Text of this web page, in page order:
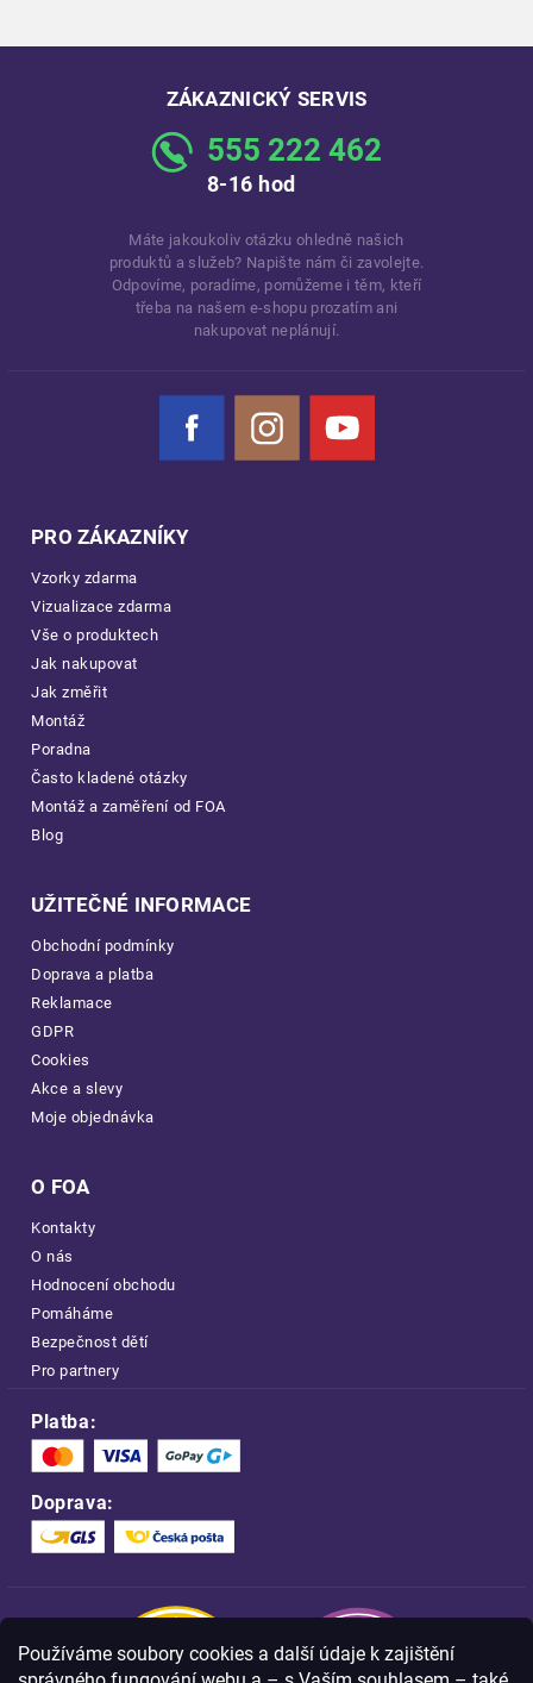
Používáme soubory cookies a další údaje k zajištění
ZÁKAZNICKÝ SERVIS
555 222 462
8-16 hod
Máte jakoukoliv otázku ohledně našich
produktů a služeb? Napište nám či zavolejte.
Odpovíme, poradíme, pomůžeme i těm, kteří
třeba na našem e-shopu prozatím ani
nakupovat neplánují.
Facebook Instagram YouTube
PRO ZÁKAZNÍKY
Vzorky zdarma
Vizualizace zdarma
Vše o produktech
Jak nakupovat
Jak změřit
Montáž
Poradna
Často kladené otázky
Montáž a zaměření od FOA
Blog
UŽITEČNÉ INFORMACE
Obchodní podmínky
Doprava a platba
Reklamace
GDPR
Cookies
Akce a slevy
Moje objednávka
O FOA
Kontakty
O nás
Hodnocení obchodu
Pomáháme
Bezpečnost dětí
Pro partnery
Platba:
Doprava: